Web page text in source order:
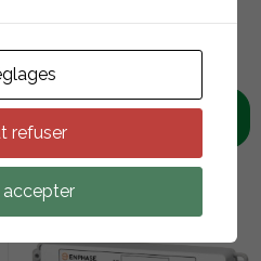
WECHSELRICHTER
191,12€ TTC
IN DEN
refuser
accepter